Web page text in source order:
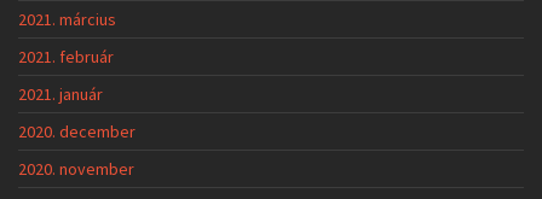
2021. március
2021. február
2021. január
2020. december
2020. november